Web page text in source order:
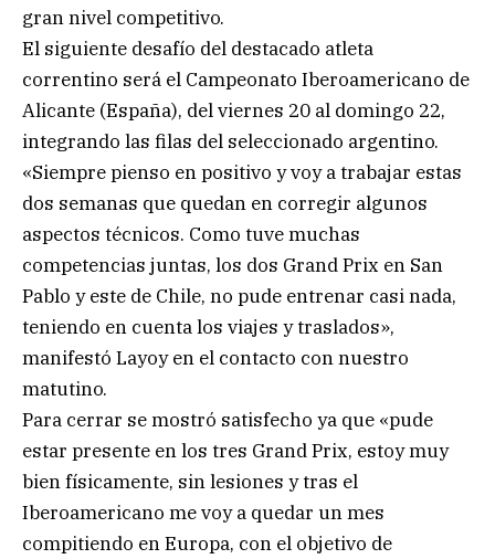
gran nivel competitivo.
El siguiente desafío del destacado atleta
correntino será el Campeonato Iberoamericano de
Alicante (España), del viernes 20 al domingo 22,
integrando las filas del seleccionado argentino.
«Siempre pienso en positivo y voy a trabajar estas
dos semanas que quedan en corregir algunos
aspectos técnicos. Como tuve muchas
competencias juntas, los dos Grand Prix en San
Pablo y este de Chile, no pude entrenar casi nada,
teniendo en cuenta los viajes y traslados»,
manifestó Layoy en el contacto con nuestro
matutino.
Para cerrar se mostró satisfecho ya que «pude
estar presente en los tres Grand Prix, estoy muy
bien físicamente, sin lesiones y tras el
Iberoamericano me voy a quedar un mes
compitiendo en Europa, con el objetivo de